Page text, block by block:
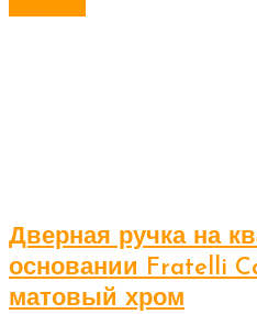
Дверная ручка на
основании Fratelli
матовый хром